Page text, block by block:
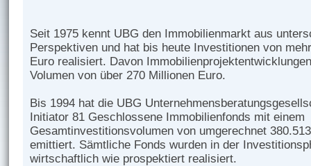
Seit 1975 kennt UBG den Immobilienmarkt aus
Perspektiven und hat bis heute Investitionen von
Euro realisiert. Davon
Volumen von über 270 Millionen Euro.
Bis 1994 hat die UBG
Initiator 81 Geschlossene Immobilienfonds mit einem
Gesamtinvestitionsvolumen von umgerechnet
emittiert. Sämtliche Fonds wurden in der
wirtschaftlich wie prospektiert realisiert.